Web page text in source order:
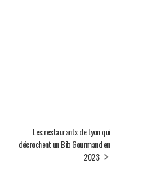
Les restaurants de Lyon qui
décrochent un Bib Gourmand en
2023